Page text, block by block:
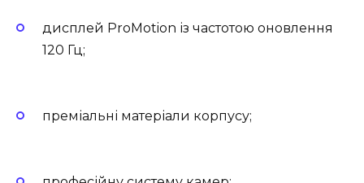
дисплей ProMotion із частотою оновлення
120 Гц;
преміальні матеріали корпусу;